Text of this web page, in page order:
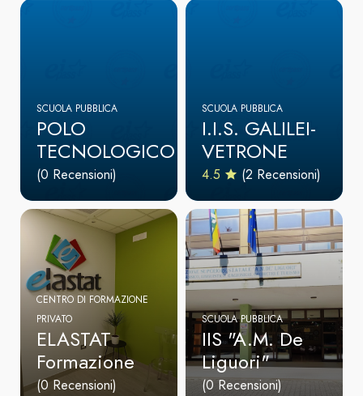
SCUOLA PUBBLICA
POLO
TECNOLOGICO
(0 Recensioni)
SCUOLA PUBBLICA
I.I.S. GALILEI-
VETRONE
4.5 (2 Recensioni)
CENTRO DI FORMAZIONE
PRIVATO
ELASTAT
Formazione
(0 Recensioni)
SCUOLA PUBBLICA
IIS "A.M. De
Liguori"
(0 Recensioni)